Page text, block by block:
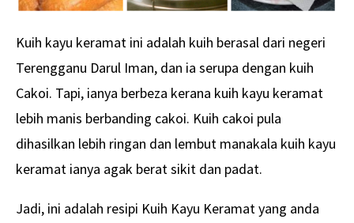
Kuih kayu keramat ini adalah kuih berasal dari negeri
Terengganu Darul Iman, dan ia serupa dengan kuih
Cakoi. Tapi, ianya berbeza kerana kuih kayu keramat
lebih manis berbanding cakoi. Kuih cakoi pula
dihasilkan lebih ringan dan lembut manakala kuih kayu
keramat ianya agak berat sikit dan padat.
Jadi, ini adalah resipi Kuih Kayu Keramat yang anda